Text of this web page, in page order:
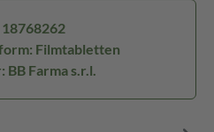
18768262
Filmtabletten
Farma s.r.l.